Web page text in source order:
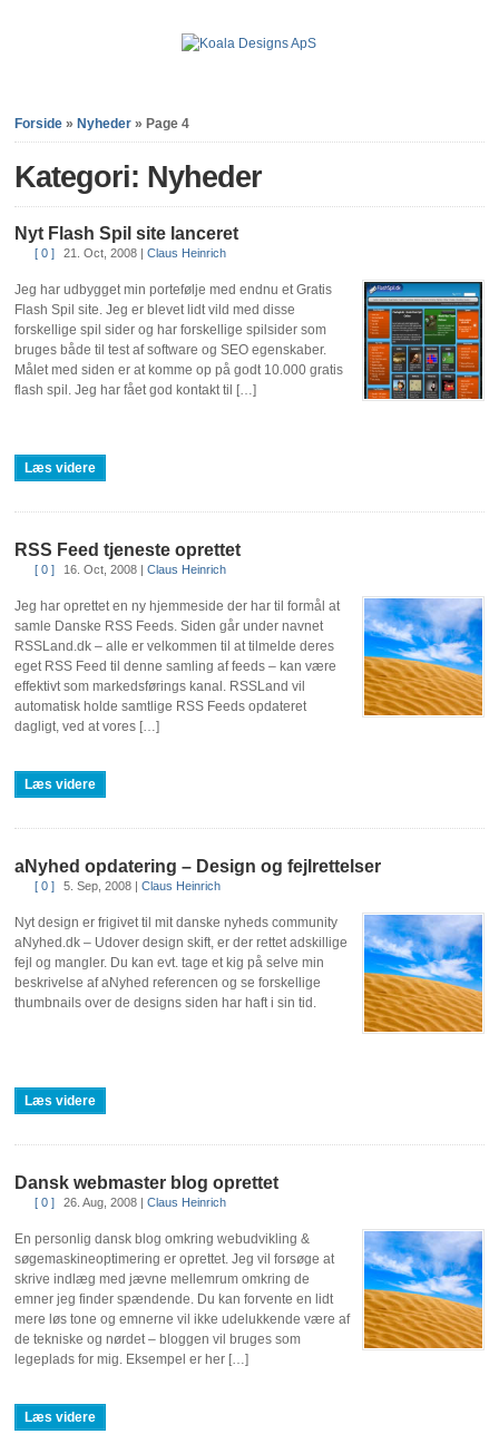
Forside » Nyheder » Page 4
Kategori: Nyheder
Nyt Flash Spil site lanceret
[ 0 ] 21. Oct, 2008 |Claus Heinrich
Jeg har udbygget min portefølje med endnu et Gratis
Flash Spil site. Jeg er blevet lidt vild med disse
forskellige spil sider og har forskellige spilsider som
bruges både til test af software og SEO egenskaber.
Målet med siden er at komme op på godt 10.000 gratis
flash spil. Jeg har fået god kontakt til […]
Læs videre
RSS Feed tjeneste oprettet
[ 0 ] 16. Oct, 2008 |Claus Heinrich
Jeg har oprettet en ny hjemmeside der har til formål at
samle Danske RSS Feeds. Siden går under navnet
RSSLand.dk – alle er velkommen til at tilmelde deres
eget RSS Feed til denne samling af feeds – kan være
effektivt som markedsførings kanal. RSSLand vil
automatisk holde samtlige RSS Feeds opdateret
dagligt, ved at vores […]
Læs videre
aNyhed opdatering – Design og fejlrettelser
[ 0 ] 5. Sep, 2008 |Claus Heinrich
Nyt design er frigivet til mit danske nyheds community
aNyhed.dk – Udover design skift, er der rettet adskillige
fejl og mangler. Du kan evt. tage et kig på selve min
beskrivelse af aNyhed referencen og se forskellige
thumbnails over de designs siden har haft i sin tid.
Læs videre
Dansk webmaster blog oprettet
[ 0 ] 26. Aug, 2008 |Claus Heinrich
En personlig dansk blog omkring webudvikling &
søgemaskineoptimering er oprettet. Jeg vil forsøge at
skrive indlæg med jævne mellemrum omkring de
emner jeg finder spændende. Du kan forvente en lidt
mere løs tone og emnerne vil ikke udelukkende være af
de tekniske og nørdet – bloggen vil bruges som
legeplads for mig. Eksempel er her […]
Læs videre